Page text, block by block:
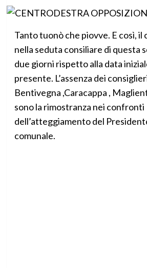
Tanto tuonò che piovve. E così,
nella seduta consiliare di questa
due giorni rispetto alla data
presente. L’assenza dei
Bentivegna ,Caracappa ,
sono la rimostranza nei confronti
dell’atteggiamento del
comunale.